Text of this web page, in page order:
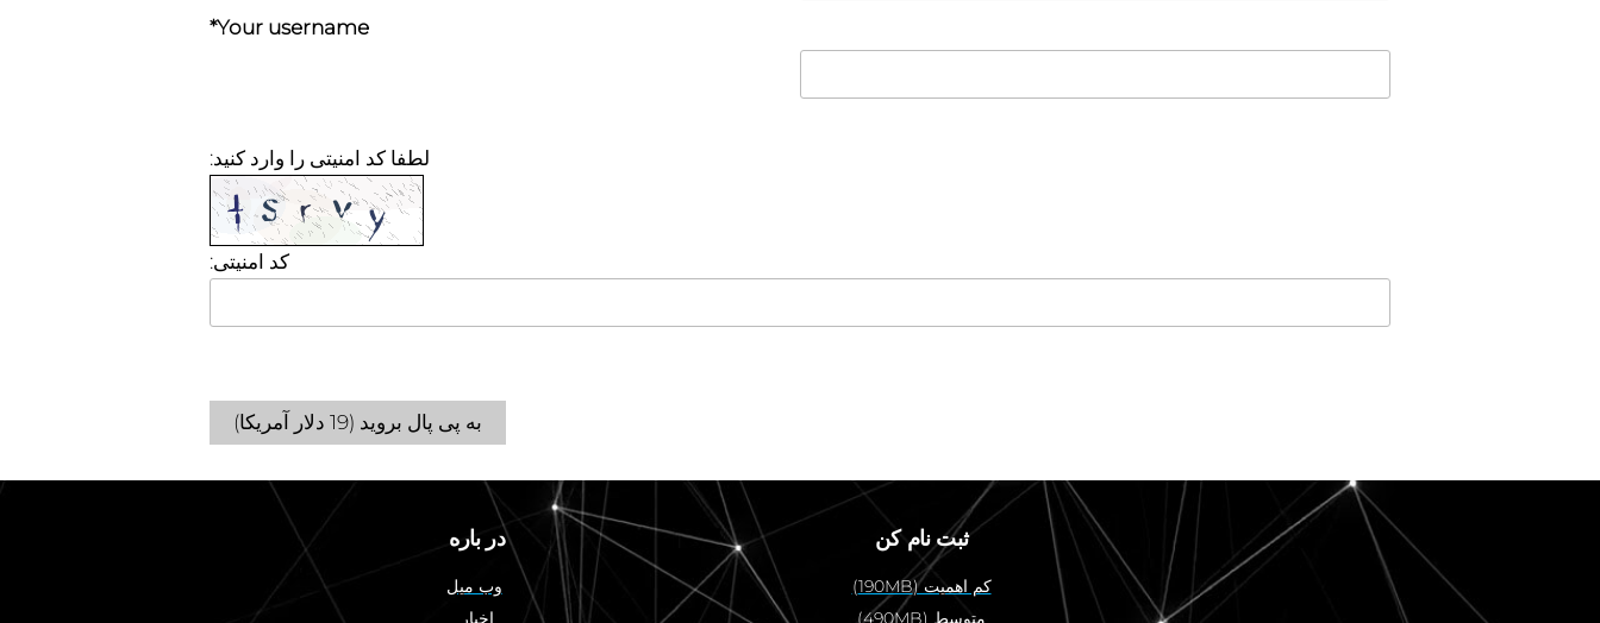
Your username*
لطفا کد امنیتی را وارد کنید:
کد امنیتی:
به پی پال بروید (19 دلار آمریکا)
ثبت نام کن
کم اهمیت (190MB)
متوسط (490MB)
در باره
وب میل
اخبار